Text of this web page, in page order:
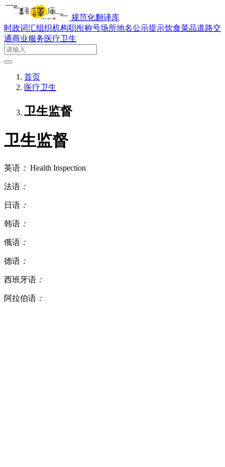
规范化翻译库
时政词汇组织机构职衔称号场所地名公示提示饮食菜品道路交
通商业服务医疗卫生
首页
医疗卫生
卫生监督
卫生监督
英语 ： Health Inspection
法语 ：
日语 ：
韩语 ：
俄语 ：
德语 ：
西班牙语 ：
阿拉伯语 ：